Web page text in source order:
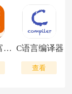
富学宝典富士康手机版 C语言编译器
查看